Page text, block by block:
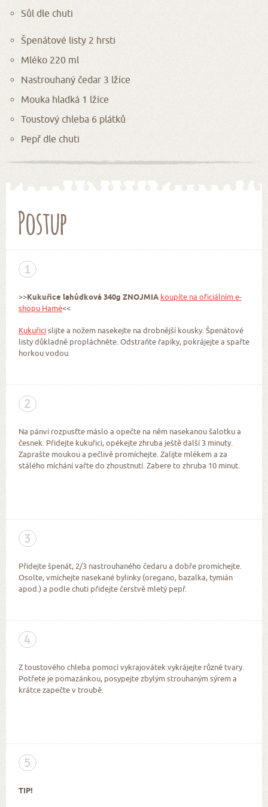
Sůl dle chuti
Špenátové listy 2 hrsti
Mléko 220 ml
Nastrouhaný čedar 3 lžíce
Mouka hladká 1 lžíce
Toustový chleba 6 plátků
Pepř dle chuti
Postup
1
>>Kukuřice lahůdková 340g ZNOJMIA koupíte na oficiálním e-
shopu Hamé<<
Kukuřicislijte a nožem nasekejte na drobnější kousky. Špenátové
listy důkladně propláchněte. Odstraňte řapíky, pokrájejte a spařte
horkou vodou.
2
Na pánvi rozpusťte máslo a opečte na něm nasekanou šalotku a
česnek. Přidejte kukuřici, opékejte zhruba ještě další 3 minuty.
Zaprašte moukou a pečlivě promíchejte. Zalijte mlékem a za
stálého míchání vařte do zhoustnutí. Zabere to zhruba 10 minut.
3
Přidejte špenát, 2/3 nastrouhaného čedaru a dobře promíchejte.
Osolte, vmíchejte nasekané bylinky (oregano, bazalka, tymián
apod.) a podle chuti přidejte čerstvě mletý pepř.
4
Z toustového chleba pomocí vykrajovátek vykrájejte různé tvary.
Potřete je pomazánkou, posypejte zbylým strouhaným sýrem a
krátce zapečte v troubě.
5
TIP!